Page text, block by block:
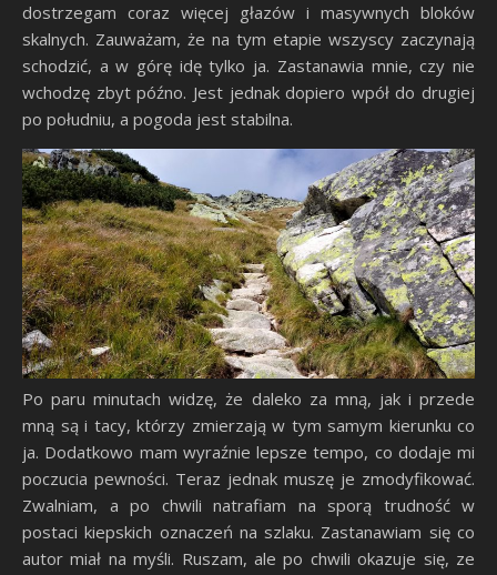
dostrzegam coraz więcej głazów i masywnych bloków
skalnych. Zauważam, że na tym etapie wszyscy zaczynają
schodzić, a w górę idę tylko ja. Zastanawia mnie, czy nie
wchodzę zbyt późno. Jest jednak dopiero wpół do drugiej
po południu, a pogoda jest stabilna.
Po paru minutach widzę, że daleko za mną, jak i przede
mną są i tacy, którzy zmierzają w tym samym kierunku co
ja. Dodatkowo mam wyraźnie lepsze tempo, co dodaje mi
poczucia pewności. Teraz jednak muszę je zmodyfikować.
Zwalniam, a po chwili natrafiam na sporą trudność w
postaci kiepskich oznaczeń na szlaku. Zastanawiam się co
autor miał na myśli. Ruszam, ale po chwili okazuje się, ze